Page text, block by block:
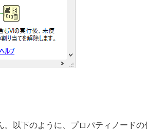
以下のように、プロパティノードの